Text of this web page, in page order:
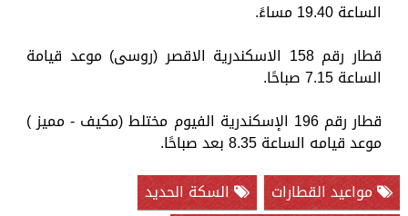
الساعة 19.40 مساءً.
قطار رقم 158 الاسكندرية الاقصر (روسى) موعد قيامة
الساعة 7.15 صباحًا.
قطار رقم 196 الإسكندرية الفيوم مختلط (مكيف - مميز )
موعد قيامه الساعة 8.35 بعد صباحًا.
مواعيد القطارات
السكة الحديد